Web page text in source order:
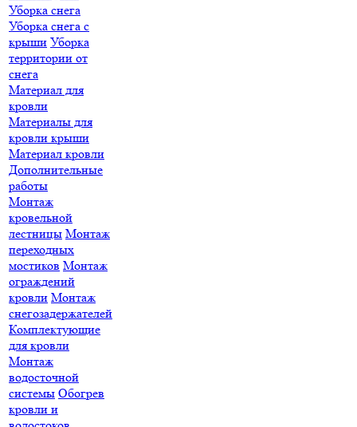
Уборка снега
Уборка снега с
крыши Уборка
территории от
снега
Материал для
кровли
Материалы для
кровли крыши
Материал кровли
Дополнительные
работы
Монтаж
кровельной
лестницы Монтаж
переходных
мостиков Монтаж
ограждений
кровли Монтаж
снегозадержателей
Комплектующие
для кровли
Монтаж
водосточной
системы Обогрев
кровли и